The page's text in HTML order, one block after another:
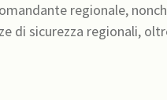
regionale,
di sicurezza regionali,